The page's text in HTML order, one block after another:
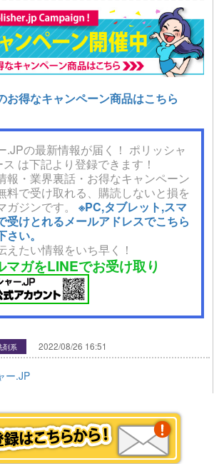
お得なキャンペーン商品はこちら
.JPの最新情報が届く！ ポリッシャ
は下記より登録できます！
報・業界裏話・お得なキャンペーン
料で受け取れる、購読しないと損を
ガジンです。 ※PC,タブレット,スマ
受けとれるメールアドレスでこちら
い。
えたい情報をいち早く！
マガをLINEでお受け取り
剤系 2022/08/26 16:51
ー.JP